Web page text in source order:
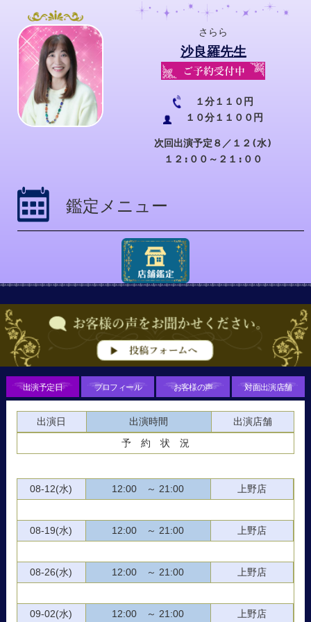
さらら
沙良羅先生
１分１１０円
１０分１１００円
次回出演予定８／１２(水)
１２:００～２１:００
鑑定メニュー
出演予定日
出演日 出演時間
出演店舗
予 約 状 況
08-12(水) 12:00 ～ 21:00 上野店
08-19(水) 12:00 ～ 21:00 上野店
08-26(水) 12:00 ～ 21:00 上野店
09-02(水) 12:00 ～ 21:00 上野店
プロフィール お客様の声 対面出演店舗